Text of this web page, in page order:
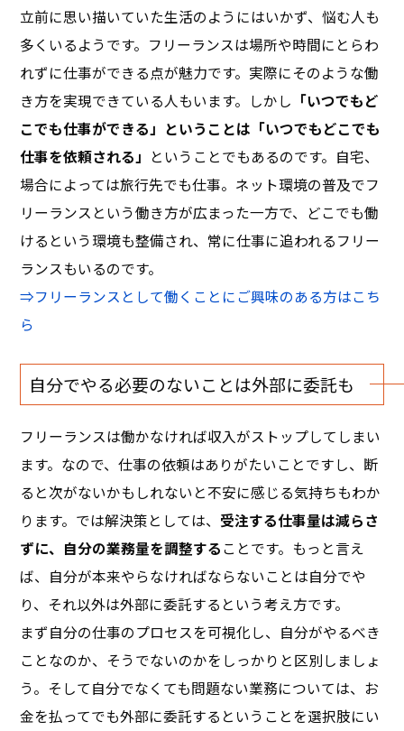
立前に思い描いていた生活のようにはいかず、悩む人も
多くいるようです。フリーランスは場所や時間にとらわ
れずに仕事ができる点が魅力です。実際にそのような働
き方を実現できている人もいます。しかし 「いつでもど
こでも仕事ができる」ということは「いつでもどこでも
仕事を依頼される」 ということでもあるのです。自宅、
場合によっては旅行先でも仕事。ネット環境の普及でフ
リーランスという働き方が広まった一方で、どこでも働
けるという環境も整備され、常に仕事に追われるフリー
ランスもいるのです。
⇒フリーランスとして働くことにご興味のある方はこち
ら
自分でやる必要のないことは外部に委託も
フリーランスは働かなければ収入がストップしてしまい
ます。なので、仕事の依頼はありがたいことですし、断
ると次がないかもしれないと不安に感じる気持ちもわか
ります。では解決策としては、 受注する仕事量は減らさ
ずに、自分の業務量を調整することです。もっと言え
ば、自分が本来やらなければならないことは自分でや
り、それ以外は外部に委託するという考え方です。
まず自分の仕事のプロセスを可視化し、自分がやるべき
ことなのか、そうでないのかをしっかりと区別しましょ
う。そして自分でなくても問題ない業務については、お
金を払ってでも外部に委託するということを選択肢にい